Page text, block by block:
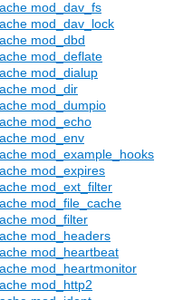
mod_dav_fs
mod_dav_lock
mod_dbd
mod_deflate
mod_dialup
mod_dir
mod_dumpio
mod_echo
mod_env
mod_example_hooks
mod_expires
mod_ext_filter
mod_file_cache
mod_filter
mod_headers
mod_heartbeat
mod_heartmonitor
mod_http2